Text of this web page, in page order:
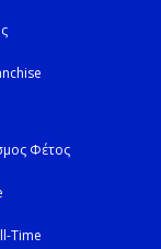
Φέτος
Time